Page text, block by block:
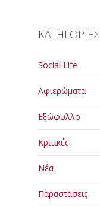
ΚΑΤΗΓΟΡΙΕΣ
Social Life
Αφιερώματα
Εξώφυλλο
Κριτικές
Νέα
Παραστάσεις